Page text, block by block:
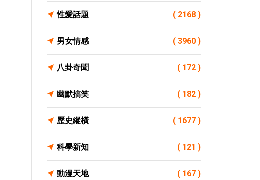
性愛話題 ( 2168 )
男女情感 ( 3960 )
八卦奇聞 ( 172 )
幽默搞笑 ( 182 )
歷史縱橫 ( 1677 )
科學新知 ( 121 )
動漫天地 ( 167 )